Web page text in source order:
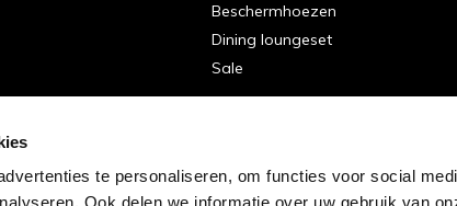
te personaliseren, om functies voor social
Beschermhoezen
Dining loungeset
Sale